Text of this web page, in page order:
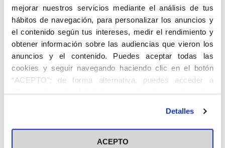
mejorar nuestros servicios mediante el análisis de tus
hábitos de navegación, para personalizar los anuncios y
el contenido según tus intereses, medir el rendimiento y
obtener información sobre las audiencias que vieron los
anuncios y el contenido. Puedes aceptar todas las
cookies y seguir navegando haciendo clic en el botón
“ACEPTO”; de forma alternativa, puedes acceder a
información más detallada y cambiar tus preferencias
en el botón "Personalizar". Para más información puedes
visitar nuestra Política de Cookies
Detalles
ACEPTO